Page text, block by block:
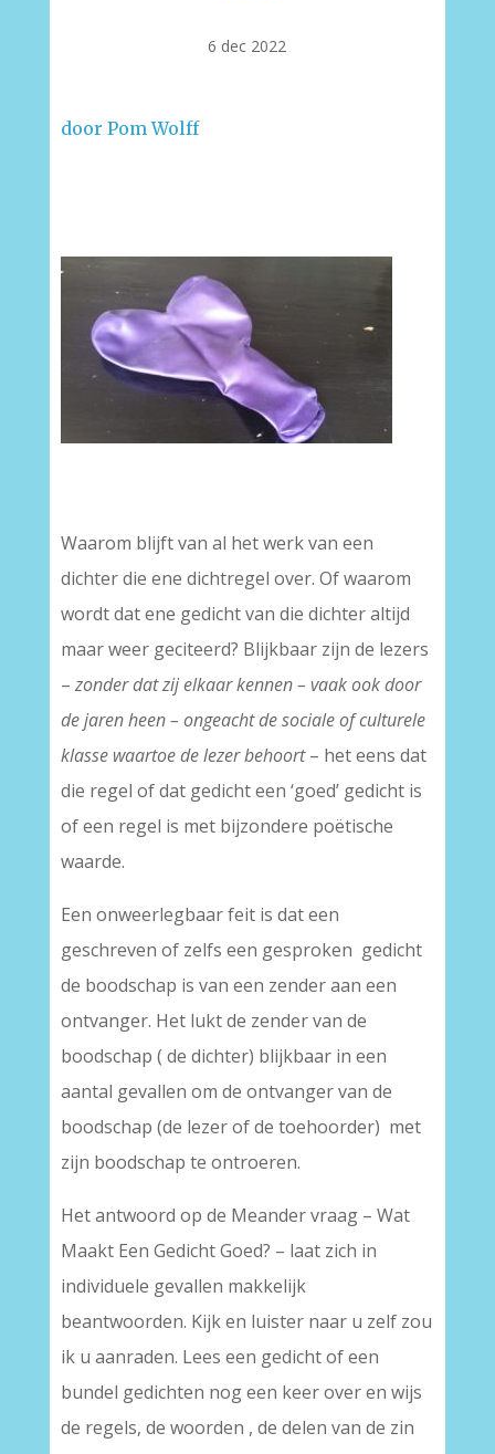
6 dec 2022
door Pom Wolff
Waarom blijft van al het werk van een
dichter die ene dichtregel over. Of waarom
wordt dat ene gedicht van die dichter altijd
maar weer geciteerd? Blijkbaar zijn de lezers
– zonder dat zij elkaar kennen – vaak ook door
de jaren heen – ongeacht de sociale of culturele
klasse waartoe de lezer behoort– het eens dat
die regel of dat gedicht een ‘goed’ gedicht is
of een regel is met bijzondere poëtische
waarde.
Een onweerlegbaar feit is dat een
geschreven of zelfs een gesproken gedicht
de boodschap is van een zender aan een
ontvanger. Het lukt de zender van de
boodschap ( de dichter) blijkbaar in een
aantal gevallen om de ontvanger van de
boodschap (de lezer of de toehoorder) met
zijn boodschap te ontroeren.
Het antwoord op de Meander vraag – Wat
Maakt Een Gedicht Goed? – laat zich in
individuele gevallen makkelijk
beantwoorden. Kijk en luister naar u zelf zou
ik u aanraden. Lees een gedicht of een
bundel gedichten nog een keer over en wijs
de regels, de woorden , de delen van de zin